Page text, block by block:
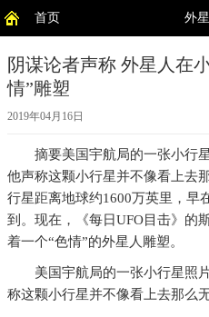
首页 外
阴谋论者声称 外星人在
情”雕塑
2019年04月16日
摘要美国宇航局的一张小行
他声称这颗小行星并不像看上去
行星距离地球约1600万英里，早
到。现在，《每日UFO目击》的
着一个“色情”的外星人雕塑。
美国宇航局的一张小行星照
称这颗小行星并不像看上去那么无